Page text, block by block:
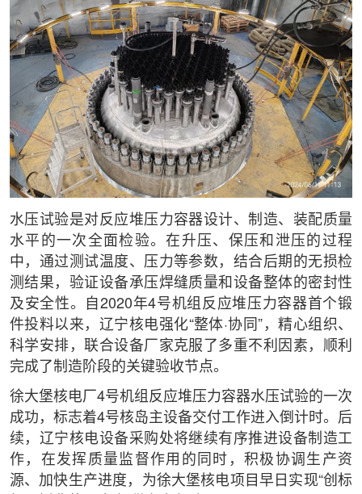
水压试验是对反应堆压力容器设计、制造、装配质量
水平的一次全面检验。在升压、保压和泄压的过程
中，通过测试温度、压力等参数，结合后期的无损检
测结果，验证设备承压焊缝质量和设备整体的密封性
及安全性。自2020年4号机组反应堆压力容器首个锻
件投料以来，辽宁核电强化“整体·协同”，精心组织、
科学安排，联合设备厂家克服了多重不利因素，顺利
完成了制造阶段的关键验收节点。
徐大堡核电厂4号机组反应堆压力容器水压试验的一次
成功，标志着4号核岛主设备交付工作进入倒计时。后
续，辽宁核电设备采购处将继续有序推进设备制造工
作，在发挥质量监督作用的同时，积极协调生产资
源、加快生产进度，为徐大堡核电项目早日实现“创标